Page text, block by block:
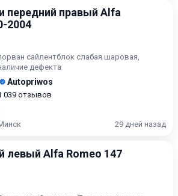
передний правый Alfa
2004
сайлентблок слабая шаровая,
дефекта
Autopriwos
039 отзывов
29 дней назад
левый Alfa Romeo 147